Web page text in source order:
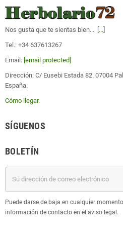
Nos gusta que te sientas bien... [ ...
Tel.: +34 637613267
Email: [email protected]
Dirección: C/ Eusebi Estada 82. 07004
España.
Cómo llegar.
SÍGUENOS
BOLETÍN
Puede darse de baja en cualquier
información de contacto en el aviso legal.